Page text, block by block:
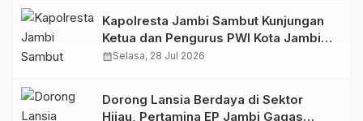
Kapolresta Jambi Sambut Kunjungan
Ketua dan Pengurus PWI Kota Jambi
Perkuat Sinergi dan Kolaborasi
calendar_monthSelasa, 28 Jul 2026
Dorong Lansia Berdaya di Sektor
Hijau, Pertamina EP Jambi Gagas